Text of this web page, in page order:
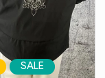
SALE